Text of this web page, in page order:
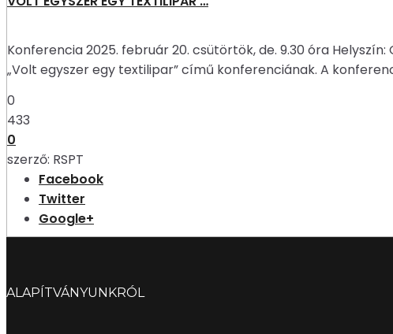
Konferencia 2025. február 20. csütörtök, de. 9.30 óra
„Volt egyszer egy textilipar” című konferenciának. A
0
433
0
szerző: RSPT
Facebook
Twitter
Google+
ALAPÍTVÁNYUNKRÓL